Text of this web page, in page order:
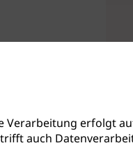
Verarbeitung erfolgt
auch